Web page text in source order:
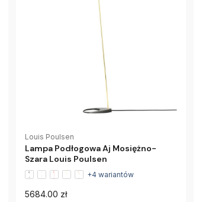
Louis Poulsen
Lampa Podłogowa Aj Mosiężno-
Szara Louis Poulsen
+4 wariantów
5684.00 zł